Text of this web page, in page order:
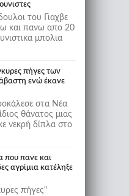
του Γιαχβε
και πανω απο 20
μπολια
πήγες των
ενώ έκανε
στα Νέα
θάνατος μιας
νεκρή δίπλα στο
που πανε και
αγρίμια κατέληξε
πήγες"